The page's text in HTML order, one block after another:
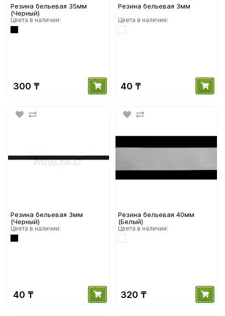
Резина бельевая 35мм
(Черный)
Цвета в наличии:
300 ₸
Резина бельевая 3мм
Цвета в наличии:
40 ₸
Резина бельевая 3мм
(Черный)
Цвета в наличии:
40 ₸
Резина бельевая 40мм
(Белый)
Цвета в наличии:
320 ₸